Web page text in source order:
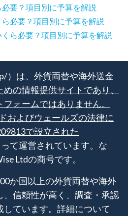
要？項目別に予算を解説
必要？項目別に予算を解説
ら必要？項目別に予算を解説
）は、外貨両替や海外送金
の情報提供サイトであり、
ォームではありません。
およびウェールズの法律に
で設立された
て運営されています。な
Ltdの商号です。
か国以上の外貨両替や海外
、信頼性が高く、調査・承認
ています。詳細について